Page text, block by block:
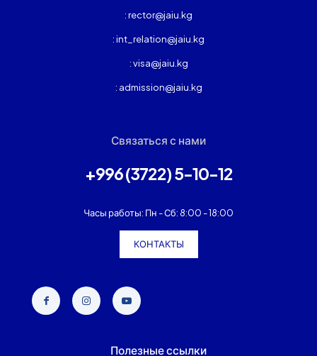
: rector@jaiu.kg
: int_relation@jaiu.kg
: visa@jaiu.kg
: admission@jaiu.kg
Связаться с нами
+996 (3722) 5-10-12
Часы работы: Пн - Сб: 8:00 - 18:00
КОНТАКТЫ
Полезные ссылки